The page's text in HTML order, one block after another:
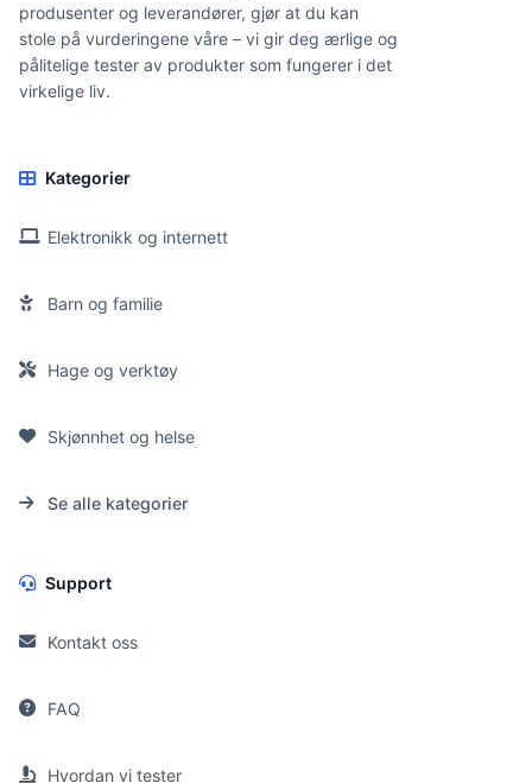
produsenter og leverandører, gjør at du kan
stole på vurderingene våre – vi gir deg ærlige og
pålitelige tester av produkter som fungerer i det
virkelige liv.
Kategorier
Elektronikk og internett
Barn og familie
Hage og verktøy
Skjønnhet og helse
Se alle kategorier
Support
Kontakt oss
FAQ
Hvordan vi tester